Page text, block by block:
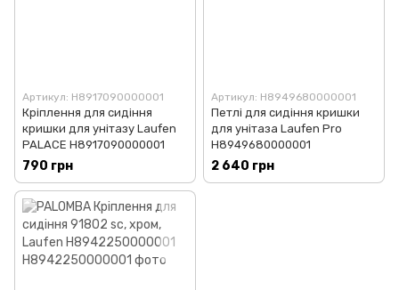
Артикул: H8917090000001
Кріплення для сидіння
кришки для унітазу Laufen
PALACE H8917090000001
790 грн
Артикул: H8949680000001
Петлі для сидіння кришки
для унітаза Laufen Pro
H8949680000001
2 640 грн